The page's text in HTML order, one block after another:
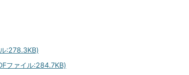
:278.3KB)
ファイル:284.7KB)